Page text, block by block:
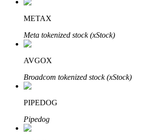
Parceiros Bitrue
Afiliados Bitrue
METAX
Meta tokenized stock (xStock)
AVGOX
Broadcom tokenized stock (xStock)
PIPEDOG
Pipedog